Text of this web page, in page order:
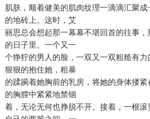
肌肤，顺着健美的肌肉纹理一滴滴汇聚
的地砖上。这时，艾
丽思总会想起那一幕幕不堪回首的往事，
的日子里。一个又一
个狰狞的男人的脸，一双又一双粗糙有
狠狠的抱住她，粗暴
的蹂躏着她胸前的乳房，将她的身体搂
的胸膛中紧紧地禁锢
着，无论无何也挣脱不开。接着，一根滚